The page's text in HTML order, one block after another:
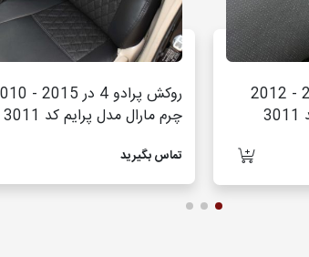
روکش پرادو 2 در 2015 - 2012
روکش پرادو 4 در
چرم مارال مدل پرایم کد 3011
تماس بگیرید